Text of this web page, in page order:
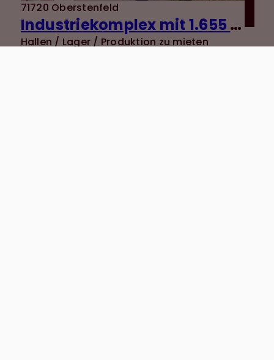
71720 Oberstenfeld
Industriekomplex mit 1.655 m² Nutzfläche und vielseitigen Nutzungsmöglichkeiten + 120 m²
Hallen / Lager / Produktion zu mieten